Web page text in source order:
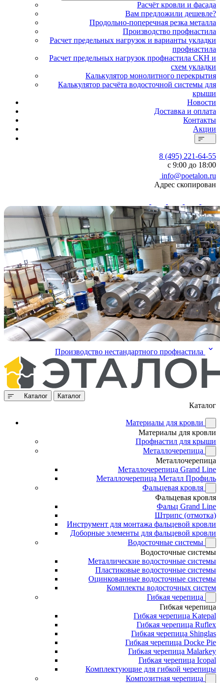
Расчёт кровли и фасада
Вам предложили дешевле?
Продольно-поперечная резка металла
Производство профнастила
Расчет предельных нагрузок и варианты укладки
профнастила
Расчет предельных нагрузок профнастила СКН и
схем укладки
Калькулятор монолитного перекрытия
Калькулятор расчёта водосточной системы для
крыши
Новости
Доставка и оплата
Контакты
Акции
8 (495) 221-64-55
с 9:00 до 18:00
info@poetalon.ru
Адрес скопирован
Производство нестандартного профнастила
Каталог Каталог
Каталог
Материалы для кровли
Материалы для кровли
Профнастил для крыши
Металлочерепица
Металлочерепица
Металлочерепица Grand Line
Металлочерепица Металл Профиль
Фальцевая кровля
Фальцевая кровля
Фальц Grand Line
Штрипс (отмотка)
Инструмент для монтажа фальцевой кровли
Доборные элементы для фальцевой кровли
Водосточные системы
Водосточные системы
Металлические водосточные системы
Пластиковые водосточные системы
Оцинкованные водосточные системы
Комплекты водосточных систем
Гибкая черепица
Гибкая черепица
Гибкая черепица Katepal
Гибкая черепица Ruflex
Гибкая черепица Shinglas
Гибкая черепица Docke Pie
Гибкая черепица Malarkey
Гибкая черепица Icopal
Комплектующие для гибкой черепицы
Композитная черепица